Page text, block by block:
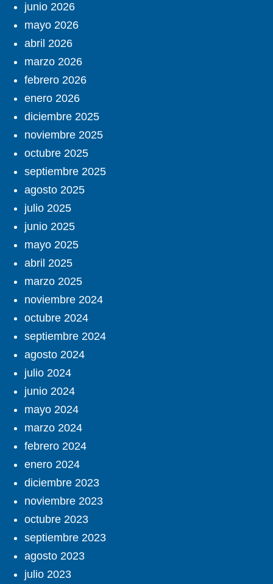
junio 2026
mayo 2026
abril 2026
marzo 2026
febrero 2026
enero 2026
diciembre 2025
noviembre 2025
octubre 2025
septiembre 2025
agosto 2025
julio 2025
junio 2025
mayo 2025
abril 2025
marzo 2025
noviembre 2024
octubre 2024
septiembre 2024
agosto 2024
julio 2024
junio 2024
mayo 2024
marzo 2024
febrero 2024
enero 2024
diciembre 2023
noviembre 2023
octubre 2023
septiembre 2023
agosto 2023
julio 2023